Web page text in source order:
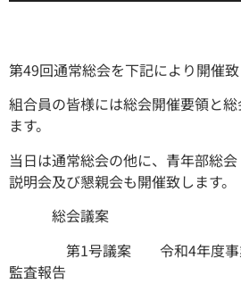
第49回通常総会を下記により開催致
組合員の皆様には総会開催要領と
ます。
当日は通常総会の他に、青年部総
説明会及び懇親会も開催致
総会議案
第1号議案 令和4年度事業
監査報告